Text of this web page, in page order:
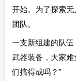
开始。为了探索
团队。
一支新组建的队
武器装备，大家
们搞得成吗？”